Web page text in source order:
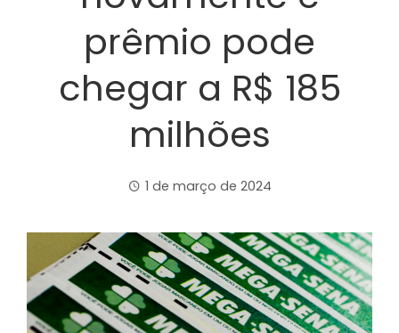
prêmio pode
chegar a R$ 185
milhões
1 de março de 2024